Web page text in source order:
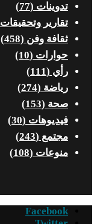
تدوينات (77)
تقارير وتحقيقات
ثقافة وفن (458)
حوارات (10)
رأي (111)
رياضة (274)
صحة (153)
فيديوهات (30)
مجتمع (243)
منوعات (108)
Facebook